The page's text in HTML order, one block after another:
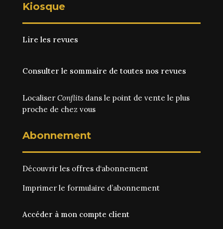
Kiosque
Lire les revues
Consulter le sommaire de toutes nos revues
Localiser Conflitsdans le point de vente le plus
proche de chez vous
Abonnement
Découvrir les offres d‘abonnement
Imprimer le formulaire d’abonnement
Accéder à mon compte client